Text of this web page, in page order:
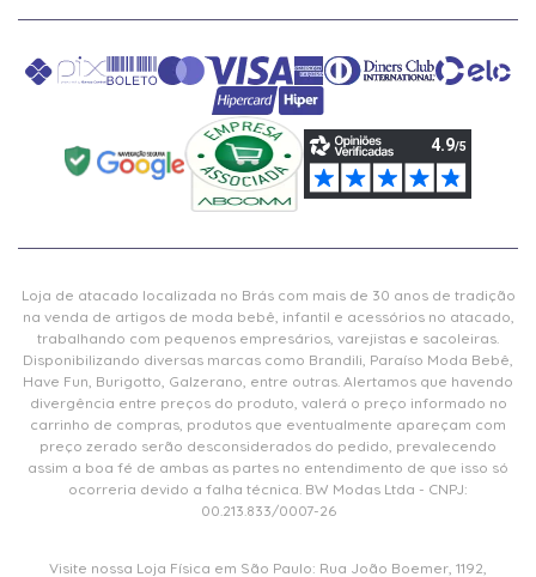
Loja de atacado localizada no Brás com mais de 30 anos de tradição
na venda de artigos de moda bebê, infantil e acessórios no atacado,
trabalhando com pequenos empresários, varejistas e sacoleiras.
Disponibilizando diversas marcas como Brandili, Paraíso Moda Bebê,
Have Fun, Burigotto, Galzerano, entre outras. Alertamos que havendo
divergência entre preços do produto, valerá o preço informado no
carrinho de compras, produtos que eventualmente apareçam com
preço zerado serão desconsiderados do pedido, prevalecendo
assim a boa fé de ambas as partes no entendimento de que isso só
ocorreria devido a falha técnica. BW Modas Ltda - CNPJ:
00.213.833/0007-26
Visite nossa Loja Física em São Paulo: Rua João Boemer, 1192,